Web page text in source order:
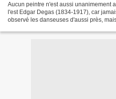
Aucun peintre n'est aussi unanimement
l'est Edgar Degas (1834-1917), car
observé les danseuses d'aussi près,